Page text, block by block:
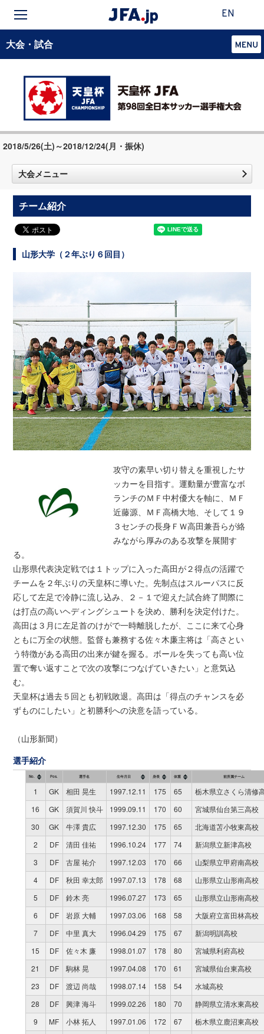
EN
大会・試合
2018/5/26(土)～2018/12/24(月・振休)
大会メニュー
チーム紹介
山形大学（２年ぶり６回目）
攻守の素早い切り替えを重視したサ
ッカーを目指す。運動量が豊富なボ
ランチのＭＦ中村優大を軸に、ＭＦ
近藤源、ＭＦ高橋大地、そして１９
３センチの長身ＦＷ高田兼吾らが絡
みながら厚みのある攻撃を展開す
る。
山形県代表決定戦では１トップに入った高田が２得点の活躍で
チームを２年ぶりの天皇杯に導いた。先制点はスルーパスに反
応して左足で冷静に流し込み、２－１で迎えた試合終了間際に
は打点の高いヘディングシュートを決め、勝利を決定付けた。
高田は３月に左足首のけがで一時離脱したが、ここに来て心身
ともに万全の状態。監督も兼務する佐々木廉主将は「高さとい
う特徴がある高田の出来が鍵を握る。ボールを失っても高い位
置で奪い返すことで次の攻撃につなげていきたい」と意気込
む。
天皇杯は過去５回とも初戦敗退。高田は「得点のチャンスを必
ずものにしたい」と初勝利への決意を語っている。
（山形新聞）
選手紹介
No. Pos. 選手名 生年月日 身長 体重 前所属チーム
1 GK 相田 晃生 1997.12.11 175 65
栃木県立さくら清修
16
GK 須賀川 快斗 1999.09.11 170 60
宮城県仙台第三高校
30
GK 牛澤 貴広 1997.12.30 175 65
北海道苫小牧東高校
2
DF 清田 佳祐 1996.10.24 177 74
新潟県立新津高校
3
DF 古屋 祐介 1997.12.03 170 66
山梨県立甲府南高校
4
DF 秋田 幸太郎 1997.07.13 178 68
山形県立山形南高校
5
DF 鈴木 亮 1996.07.27 173 65
山形県立山形南高校
6
DF 岩原 大輔 1997.03.06 168 58
大阪府立富田林高校
7
DF 中里 真大 1996.04.29 175 67
新潟明訓高校
15
DF 佐々木 廉 1998.01.07 178 80
宮城県利府高校
21
DF 駒林 晃 1997.04.08 170 61
宮城県仙台東高校
23
DF 渡辺 尚哉 1998.07.14 158 54
水城高校
28
DF 興津 海斗 1999.02.26 180 70
静岡県立清水東高校
9
MF 小林 拓人 1997.01.06 172 67
栃木県立鹿沼東高校